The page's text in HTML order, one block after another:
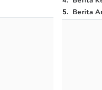
5. Berita